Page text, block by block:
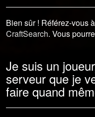
Bien sûr ! Référez-vous
CraftSearch. Vous
Je suis un
serveur que je
faire quand